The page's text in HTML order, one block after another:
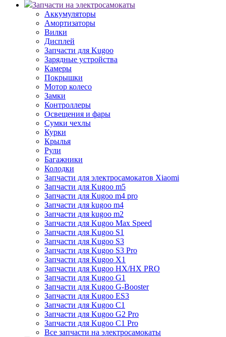
Запчасти на электросамокаты
Аккумуляторы
Амортизаторы
Вилки
Дисплей
Запчасти для Kugoo
Зарядные устройства
Камеры
Покрышки
Мотор колесо
Замки
Контроллеры
Освещения и фары
Сумки чехлы
Курки
Крылья
Рули
Багажники
Колодки
Запчасти для электросамокатов Xiaomi
Запчасти для Kugoo m5
Запчасти для Кugoo m4 pro
Запчасти для kugoo m4
Запчасти для kugoo m2
Запчасти для Kugoo Max Speed
Запчасти для Kugoo S1
Запчасти для Kugoo S3
Запчасти для Kugoo S3 Pro
Запчасти для Kugoo X1
Запчасти для Kugoo HX/HX PRO
Запчасти для Kugoo G1
Запчасти для Kugoo G-Booster
Запчасти для Kugoo ES3
Запчасти для Kugoo C1
Запчасти для Kugoo G2 Pro
Запчасти для Kugoo C1 Pro
Все запчасти на электросамокаты